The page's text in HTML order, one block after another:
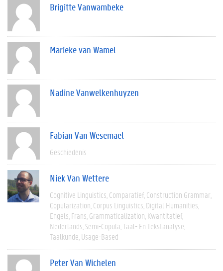
Brigitte Vanwambeke
Marieke van Wamel
Nadine Vanwelkenhuyzen
Fabian Van Wesemael
Geschiedenis
Niek Van Wettere
Cognitive Linguistics Comparatief Construction Grammar
Copularization Corpus Linguistics Digital Humanities
Engels Frans Grammaticalization Kwantitatief
Nederlands Semi-Copula Taal- En Tekstanalyse
Taalkunde Usage-Based
Peter Van Wichelen